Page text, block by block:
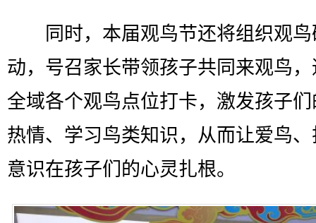
同时，本届观鸟节还将组织观鸟
动，号召家长带领孩子共同来观鸟
全域各个观鸟点位打卡，激发孩子
热情、学习鸟类知识，从而让爱鸟
意识在孩子们的心灵扎根。